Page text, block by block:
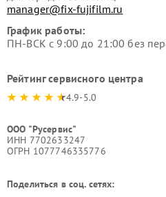
manager@fix-fujifilm.ru
График работы:
ПН-ВСК с 9:00 до 21:00 без
Рейтинг сервисного центра
4.9-5.0
ООО "Русервис"
ИНН 7702633247
ОГРН 1077746335776
Поделиться в соц. сетях: